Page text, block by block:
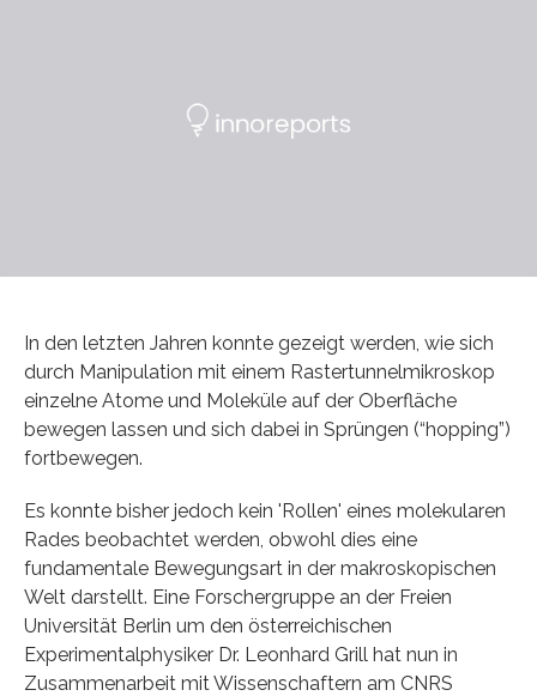
In den letzten Jahren konnte gezeigt werden, wie sich
durch Manipulation mit einem Rastertunnelmikroskop
einzelne Atome und Moleküle auf der Oberfläche
bewegen lassen und sich dabei in Sprüngen (“hopping”)
fortbewegen.
Es konnte bisher jedoch kein 'Rollen' eines molekularen
Rades beobachtet werden, obwohl dies eine
fundamentale Bewegungsart in der makroskopischen
Welt darstellt. Eine Forschergruppe an der Freien
Universität Berlin um den österreichischen
Experimentalphysiker Dr. Leonhard Grill hat nun in
Zusammenarbeit mit Wissenschaftern am CNRS